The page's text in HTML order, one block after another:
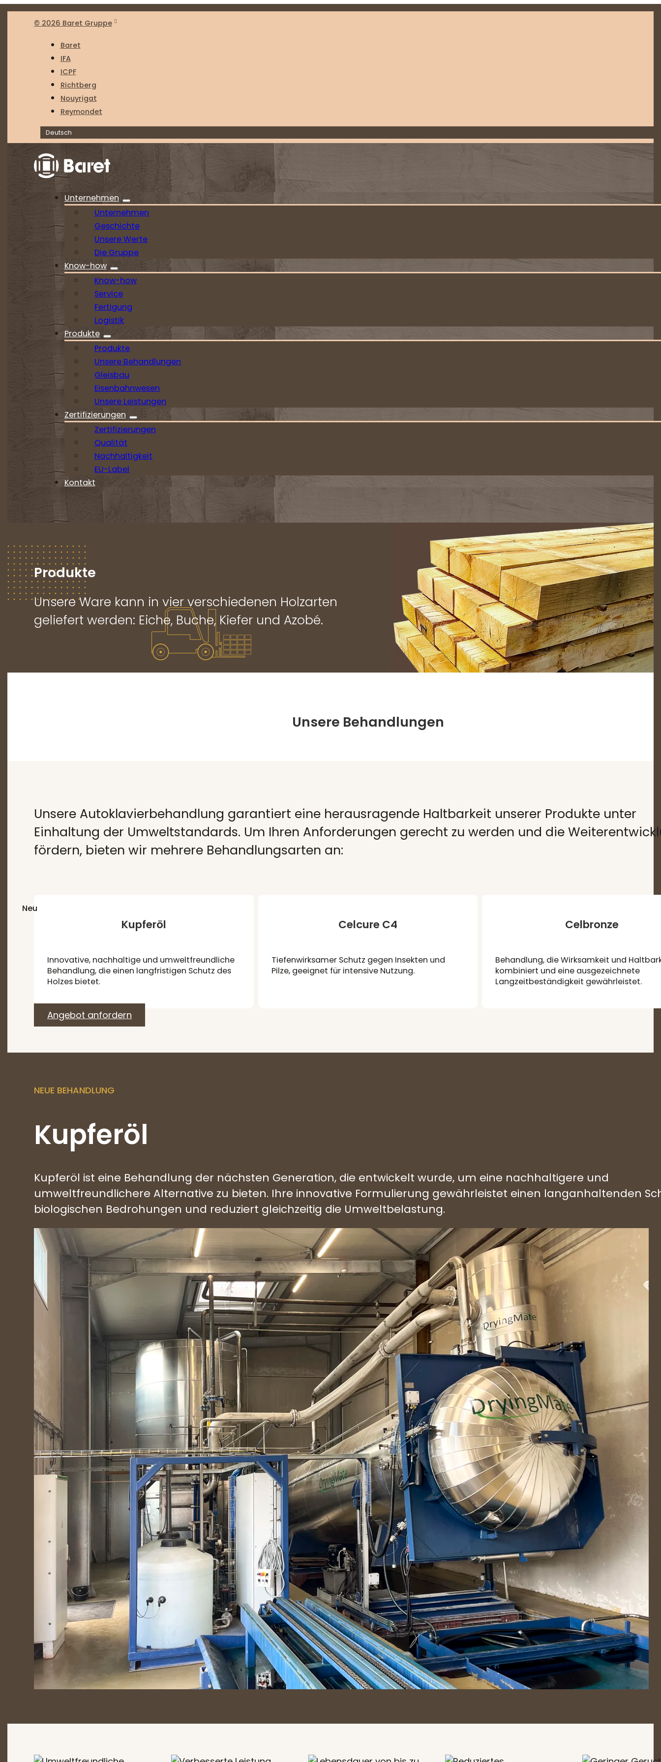
© 2026 Baret Gruppe
Baret
IFA
ICPF
Richtberg
Nouyrigat
Reymondet
Deutsch
Unternehmen
Unternehmen
Geschichte
Unsere Werte
Die Gruppe
Know-how
Know-how
Service
Fertigung
Logistik
Produkte
Produkte
Unsere Behandlungen
Gleisbau
Eisenbahnwesen
Unsere Leistungen
Zertifizierungen
Zertifizierungen
Qualität
Nachhaltigkeit
EU-Label
Kontakt
Produkte
Unsere Ware kann in vier verschiedenen Holzarten
geliefert werden: Eiche, Buche, Kiefer und Azobé.
Unsere Behandlungen
Unsere Autoklavierbehandlung garantiert eine herausragende Haltbarkeit unserer Produkte unter
Einhaltung der Umweltstandards. Um Ihren Anforderungen gerecht zu werden und die
fördern, bieten wir mehrere Behandlungsarten an:
Neu
Kupferöl
Innovative, nachhaltige und umweltfreundliche
Behandlung, die einen langfristigen Schutz des
Holzes bietet.
Celcure C4
Tiefenwirksamer Schutz gegen Insekten und
Pilze, geeignet für intensive Nutzung.
Celbronze
Behandlung, die Wirksamkeit und
kombiniert und eine ausgezeichnete
Langzeitbeständigkeit gewährleistet.
Angebot anfordern
NEUE BEHANDLUNG
Kupferöl
Kupferöl ist eine Behandlung der nächsten Generation, die entwickelt wurde, um eine nachhaltigere und
umweltfreundlichere Alternative zu bieten. Ihre innovative Formulierung gewährleistet einen langanhaltenden
biologischen Bedrohungen und reduziert gleichzeitig die Umweltbelastung.